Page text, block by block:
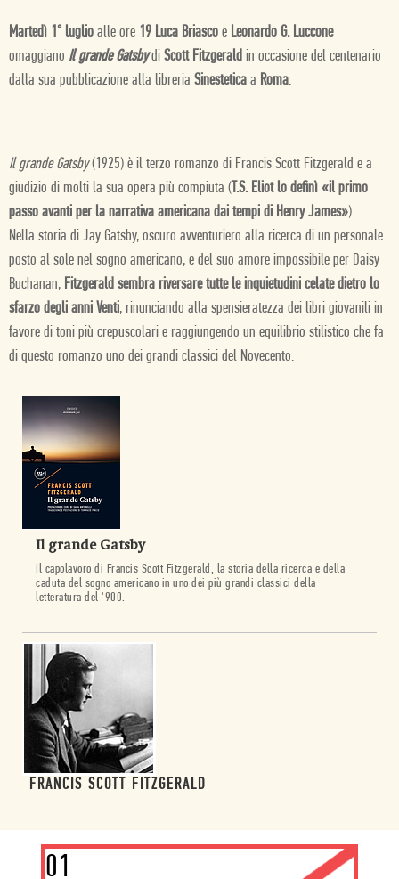
Martedì 1° luglio alle ore 19 Luca Briasco e Leonardo G. Luccone
omaggiano Il grande Gatsbydi Scott Fitzgerald in occasione del centenario
dalla sua pubblicazione alla libreria Sinestetica a Roma.
Il grande Gatsby(1925) è il terzo romanzo di Francis Scott Fitzgerald e a
giudizio di molti la sua opera più compiuta (T.S. Eliot lo definì «il primo
passo avanti per la narrativa americana dai tempi di Henry James»).
Nella storia di Jay Gatsby, oscuro avventuriero alla ricerca di un personale
posto al sole nel sogno americano, e del suo amore impossibile per Daisy
Buchanan, Fitzgerald sembra riversare tutte le inquietudini celate dietro lo
sfarzo degli anni Venti, rinunciando alla spensieratezza dei libri giovanili in
favore di toni più crepuscolari e raggiungendo un equilibrio stilistico che fa
di questo romanzo uno dei grandi classici del Novecento.
Il grande Gatsby
Il capolavoro di Francis Scott Fitzgerald, la storia della ricerca e della
caduta del sogno americano in uno dei più grandi classici della
letteratura del '900.
FRANCIS SCOTT FITZGERALD
01